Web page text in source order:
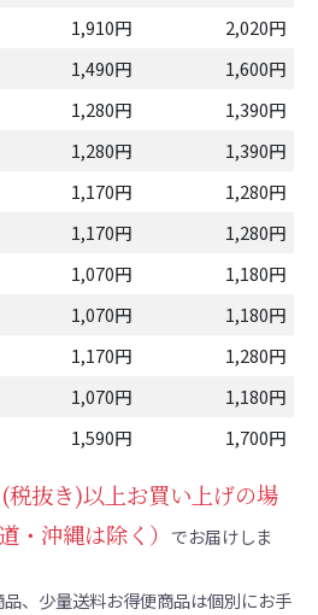
1,910円
2,020円
1,490円
1,600円
1,280円
1,390円
1,280円
1,390円
1,170円
1,280円
1,170円
1,280円
1,070円
1,180円
1,070円
1,180円
1,170円
1,280円
1,070円
1,180円
1,590円 1,700円
税抜き)以上お買い上げの場
・沖縄は除く） でお届けしま
、少量送料お得便商品は個別にお手